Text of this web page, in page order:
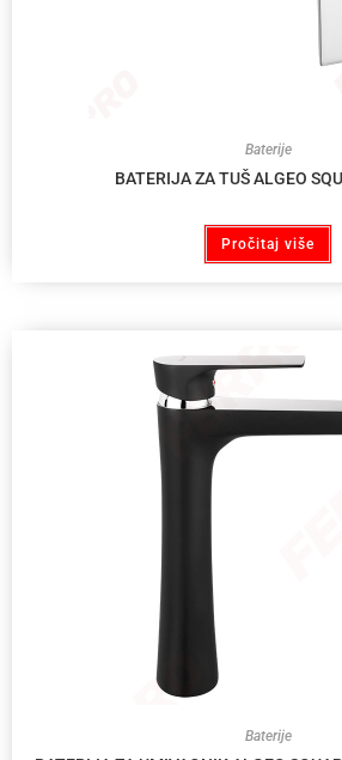
Baterije
BATERIJA ZA TUŠ ALGEO
Pročitaj više
Baterije